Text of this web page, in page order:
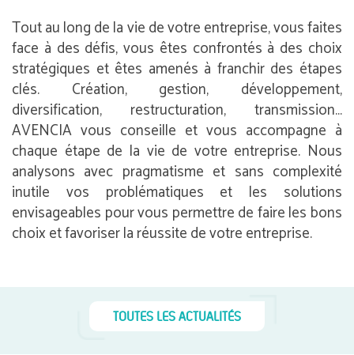
Tout au long de la vie de votre entreprise, vous faites
face à des défis, vous êtes confrontés à des choix
stratégiques et êtes amenés à franchir des étapes
clés. Création, gestion, développement,
diversification, restructuration, transmission…
AVENCIA vous conseille et vous accompagne à
chaque étape de la vie de votre entreprise. Nous
analysons avec pragmatisme et sans complexité
inutile vos problématiques et les solutions
envisageables pour vous permettre de faire les bons
choix et favoriser la réussite de votre entreprise.
TOUTES LES ACTUALITÉS